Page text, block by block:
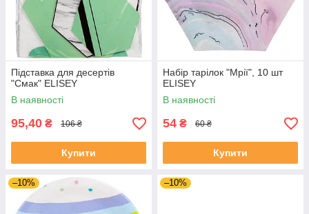
Підставка для десертів
"Смак" ELISEY
В наявності
95,40 ₴ 106 ₴
Купити
Набір тарілок "Мрії", 10 шт
ELISEY
В наявності
54 ₴ 60 ₴
Купити
–10% –10%